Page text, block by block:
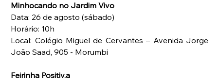
Minhocando no Jardim Vivo
Data: 26 de agosto (sábado)
Horário: 10h
Local: Colégio Miguel de Cervantes – Avenida Jorge
João Saad, 905 - Morumbi
Feirinha Positiv.a